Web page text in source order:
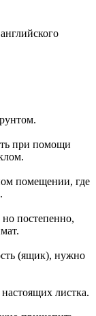
при помощи
помещении, где
постепенно,
(ящик), нужно
настоящих листка.